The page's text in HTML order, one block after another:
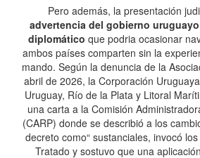
Pero además, la presentación
advertencia del gobierno
diplomático que podria ocasionar
ambos países comparten sin la
mando. Según la denuncia de la
abril de 2026, la Corporación
Uruguay, Río de la Plata y Litoral
una carta a la Comisión
(CARP) donde se describió a los
decreto como“ sustanciales, invocó
Tratado y sostuvo que una